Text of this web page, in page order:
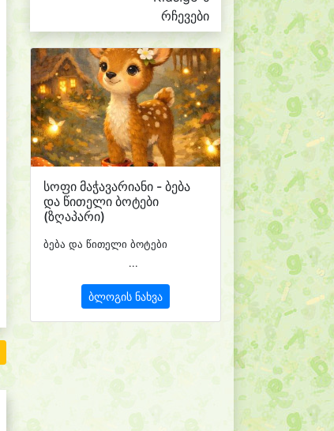
რჩევები
სოფი მაჭავარიანი - ბება
და წითელი ბოტები
(ზღაპარი)
ბება და წითელი ბოტები
...
ბლოგის ნახვა